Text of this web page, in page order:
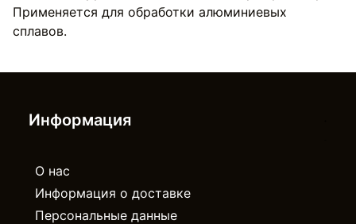
Применяется для обработки алюминиевых
сплавов.
Информация
О нас
Информация о доставке
Персональные данные